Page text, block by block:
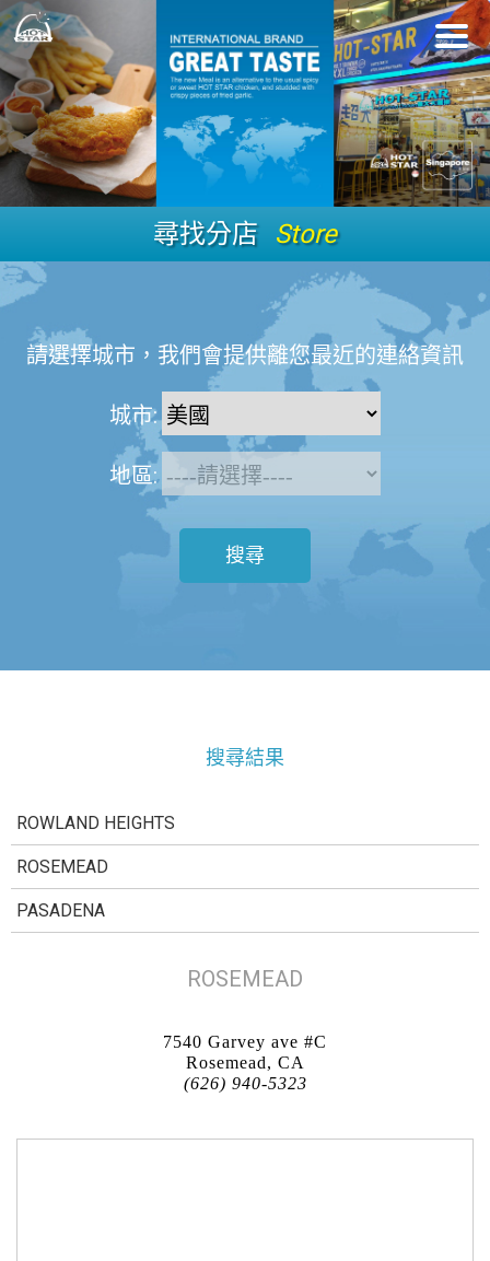
尋找分店 Store
請選擇城市，我們會提供離您最近的連絡資訊
城市:
地區:
搜尋
搜尋結果
ROWLAND HEIGHTS
ROSEMEAD
PASADENA
ROSEMEAD
7540 Garvey ave #C
Rosemead, CA
(626) 940-5323